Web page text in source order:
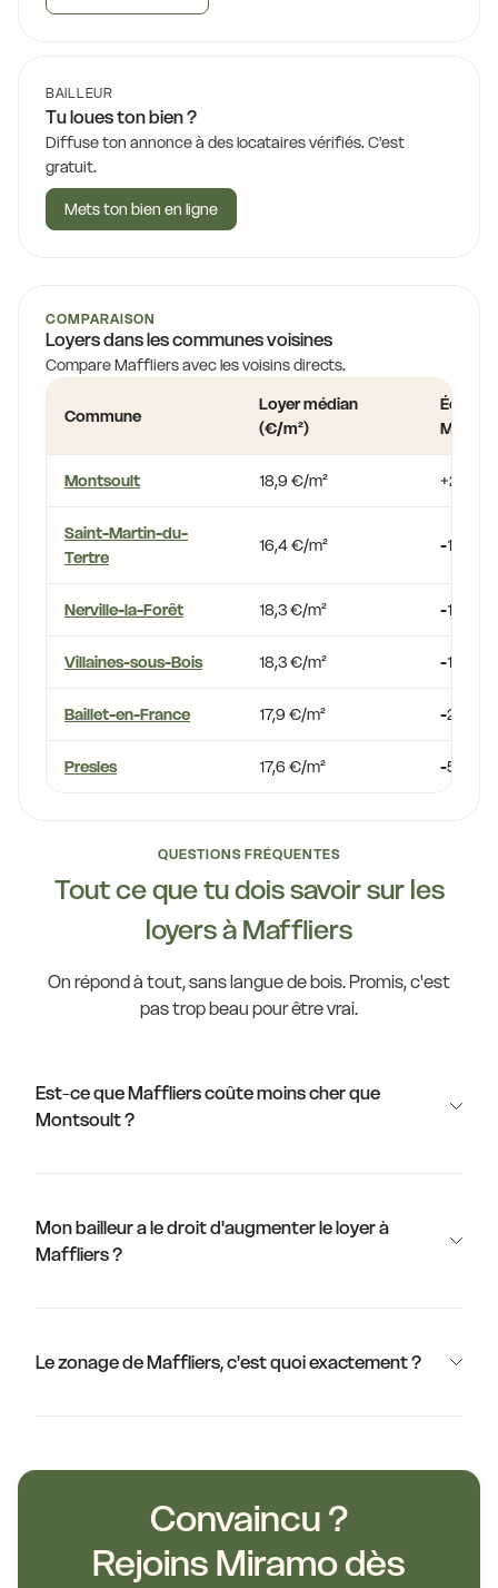
BAILLEUR
Tu loues ton bien ?
Diffuse ton annonce à des locataires vérifiés. C'est
gratuit.
Mets ton bien en ligne
COMPARAISON
Loyers dans les communes voisines
Compare Maffliers avec les voisins directs.
Commune
Loyer médian
(€/m²)
Écart vs
Montsoult 18,9 €/m² +2,3 %
Saint-Martin-du-
Tertre
16,4 €/m² -11,5 %
Nerville-la-Forêt 18,3 €/m² -1,1 %
Villaines-sous-Bois 18,3 €/m² -1,1 %
Baillet-en-France 17,9 €/m² -2,9 %
Presles 17,6 €/m² -5,0 %
QUESTIONS FRÉQUENTES
Tout ce que tu dois savoir sur les
loyers à Maffliers
On répond à tout, sans langue de bois. Promis, c'est
pas trop beau pour être vrai.
Est-ce que Maffliers coûte moins cher que
Montsoult ?
Mon bailleur a le droit d'augmenter le loyer à
Maffliers ?
Le zonage de Maffliers, c'est quoi exactement ?
Convaincu ?
Rejoins Miramo dès